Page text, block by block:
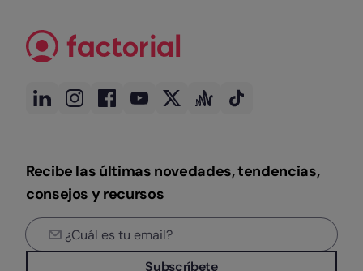
Recibe las últimas novedades, tendencias,
consejos y recursos
Subscríbete